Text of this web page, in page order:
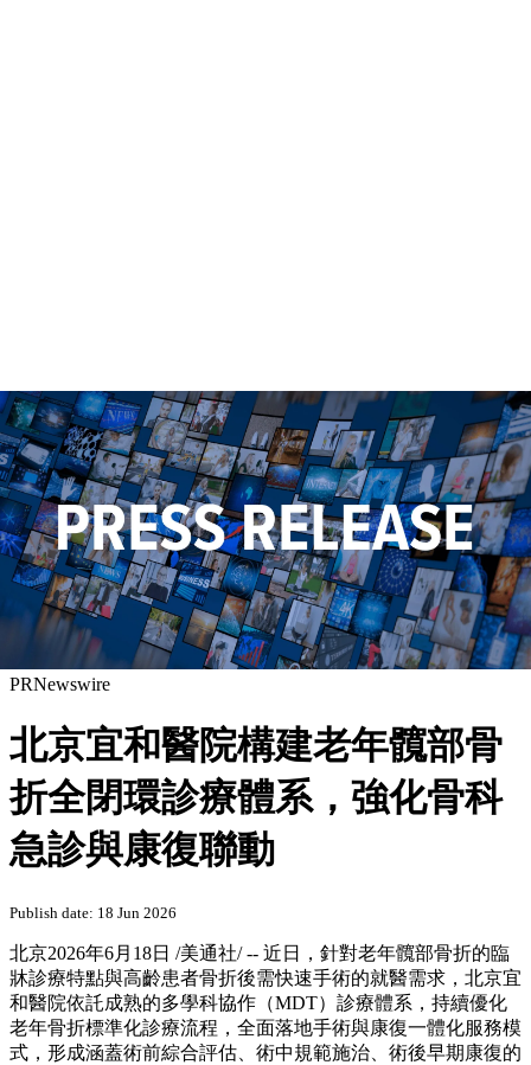
PRNewswire
北京宜和醫院構建老年髖部骨
折全閉環診療體系，強化骨科
急診與康復聯動
Publish date: 18 Jun 2026
北京2026年6月18日 /美通社/ -- 近日，針對老年髖部骨折的臨
牀診療特點與高齡患者骨折後需快速手術的就醫需求，北京宜
和醫院依託成熟的多學科協作（MDT）診療體系，持續優化
老年骨折標準化診療流程，全面落地手術與康復一體化服務模
式，形成涵蓋術前綜合評估、術中規範施治、術後早期康復的